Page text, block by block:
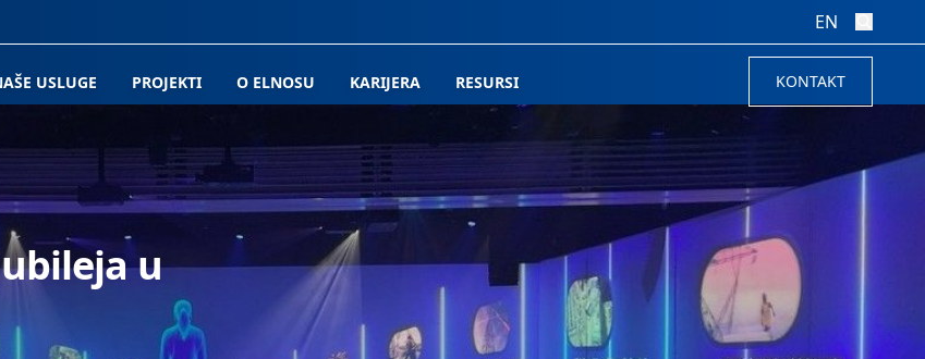
EN
USLUGE PROJEKTI O ELNOSU KARIJERA RESURSI KONTAKT
u